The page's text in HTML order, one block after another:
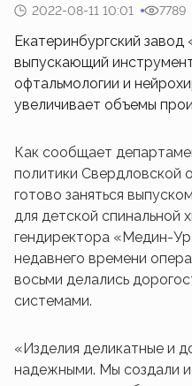
2022-08-11 10:01 7789
Екатеринбургский
выпускающий
офтальмологии и
увеличивает объемы
Как сообщает
политики Свердловской
готово заняться
для детской спинальной
гендиректора «Медин-
недавнего времени
восьми делались
системами.
«Изделия деликатные и
надежными. Мы создали и